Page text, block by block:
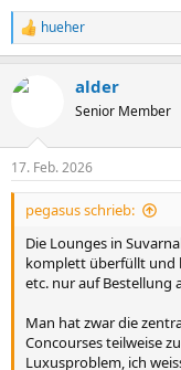
R
e
k
n
e
n
hueher
alder
Senior Member
17. Feb. 2026
pegasus schrieb:
Die Lounges in
komplett überfüllt und
etc. nur auf Bestellung
Man hat zwar die
Concourses teilweise
Luxusproblem, ich